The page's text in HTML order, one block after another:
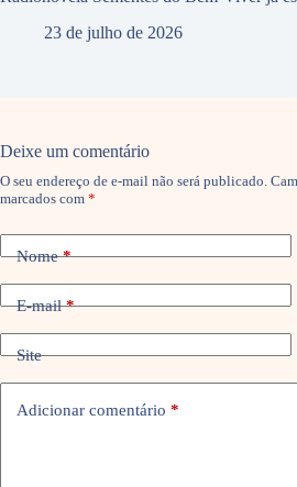
23 de julho de 2026
Deixe um comentário
O seu endereço de e-mail não será publicado.
marcados com *
Nome*
E-mail*
Site
Adicionar comentário *